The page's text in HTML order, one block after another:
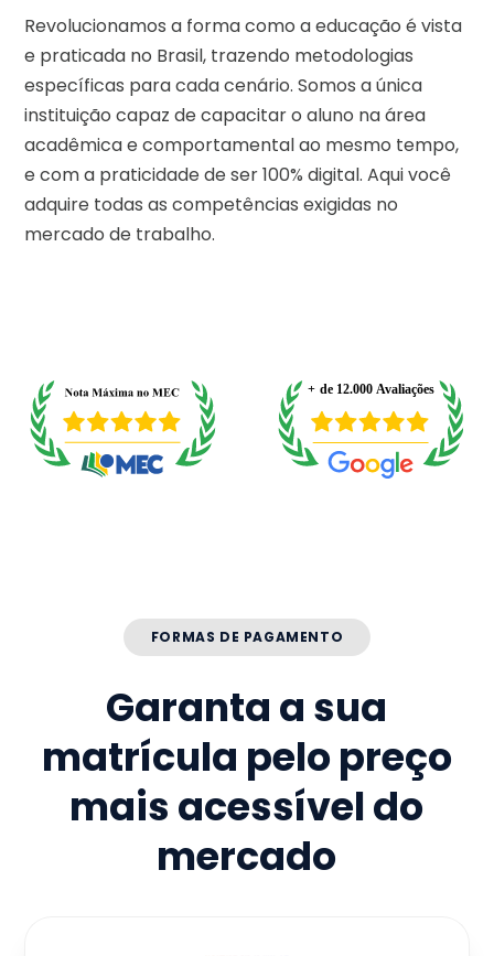
Revolucionamos a forma como a educação é vista
e praticada no Brasil, trazendo metodologias
específicas para cada cenário. Somos a única
instituição capaz de capacitar o aluno na área
acadêmica e comportamental ao mesmo tempo,
e com a praticidade de ser 100% digital. Aqui você
adquire todas as competências exigidas no
mercado de trabalho.
FORMAS DE PAGAMENTO
Garanta a sua
matrícula pelo preço
mais acessível do
mercado